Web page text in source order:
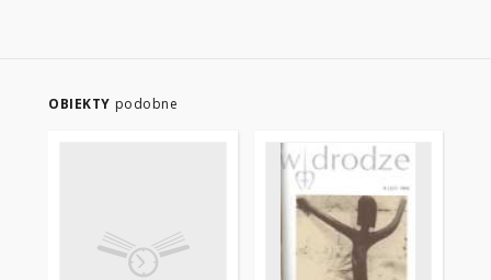
OBIEKTY podobne